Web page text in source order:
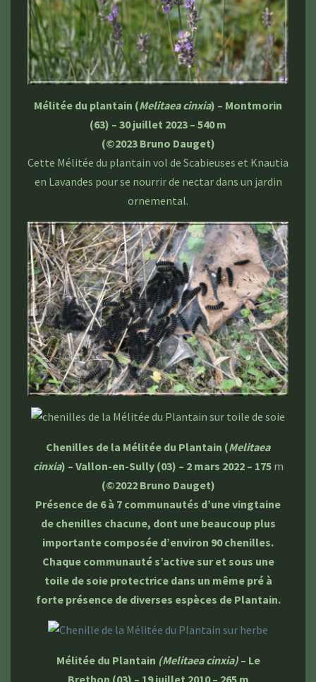
Mélitée du plantain (Melitaea cinxia) – Montmorin
(63) – 30 juillet 2023 – 540 m
(©2023 Bruno Dauget)
Cette Mélitée du plantain vol de Scabieuses et Knautia
en Lavandes pour se nourrir de nectar dans un jardin
ornemental.
Chenilles de la Mélitée du Plantain (Melitaea
cinxia) – Vallon-en-Sully (03) – 2 mars 2022 – 175 m
(©2022 Bruno Dauget)
Présence de 6 à 7 communautés d’une vingtaine
de chenilles chacune, dont une beaucoup plus
importante composée d’environ 90 chenilles.
Chaque communauté s’active sur et sous une
toile de soie protectrice dans un même pré à
forte présence de diverses espèces de Plantain.
Mélitée du Plantain (Melitaea cinxia)– Le
Brethon (03) – 19 juillet 2010 – 265 m